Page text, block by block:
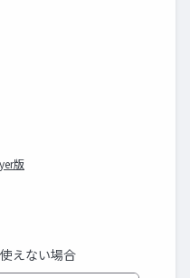
版
えない場合